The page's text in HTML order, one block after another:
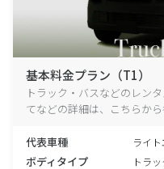
基本料金プラン（T1）
トラック・バスなどのレン
てなどの詳細は、こちらか
代表車種 ライ
ボディタイプ トラ